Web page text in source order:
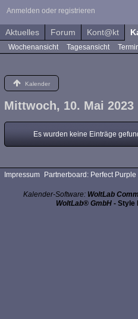
Anmelden oder registrieren
Aktuelles Forum Kont@kt
Wochenansicht Tagesansicht
Kalender
Mittwoch, 10. Mai 2023
Es wurden keine Einträge
Impressum Partnerboard: Perfect Purple
Kalender-Software: WoltLab
WoltLab® GmbH